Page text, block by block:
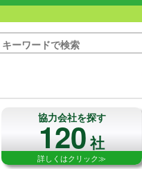
協力会社を探す
120社
詳しくはクリック≫